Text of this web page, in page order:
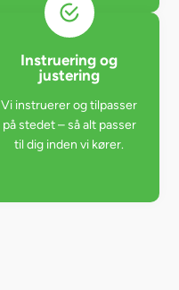
Instruering og
justering
Vi instruerer og tilpasser
på stedet – så alt passer
til dig inden vi kører.